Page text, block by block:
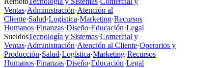
Ventas·Administración·Atención al
Cliente·Salud·Logística·Marketing·Recursos
Humanos·Finanzas·Diseño·Educación·Legal
SueldosTecnología y Sistemas·Comercial y
Ventas·Administración·Atención al Cliente·Operarios y
Producción·Salud·Logística·Marketing·Recursos
Humanos·Finanzas·Diseño·Educación·Legal